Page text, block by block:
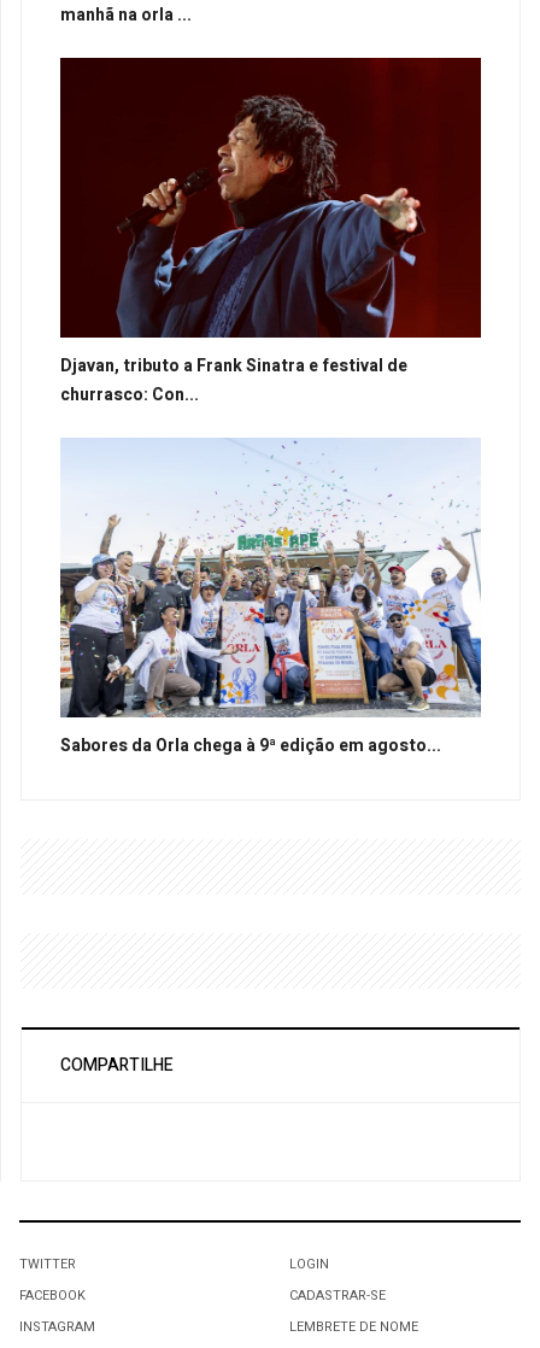
manhã na orla ...
Djavan, tributo a Frank Sinatra e festival de
churrasco: Con...
Sabores da Orla chega à 9ª edição em agosto...
COMPARTILHE
TWITTER
FACEBOOK
INSTAGRAM
LOGIN
CADASTRAR-SE
LEMBRETE DE NOME